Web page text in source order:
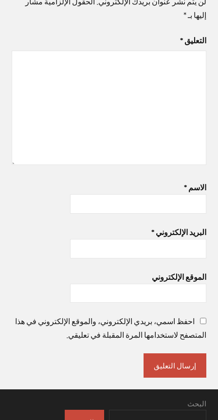
إليها بـ*
التعليق *
الاسم *
البريد الإلكتروني *
الموقع الإلكتروني
احفظ اسمي، بريدي الإلكتروني، والموقع الإلكتروني في هذا
المتصفح لاستخدامها المرة المقبلة في تعليقي.
البحث